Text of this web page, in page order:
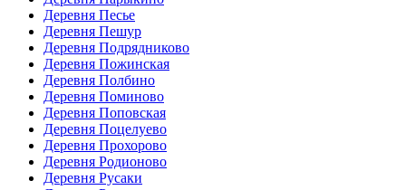
Деревня Песье
Деревня Пешур
Деревня Подрядниково
Деревня Пожинская
Деревня Полбино
Деревня Поминово
Деревня Поповская
Деревня Поцелуево
Деревня Прохорово
Деревня Родионово
Деревня Русаки